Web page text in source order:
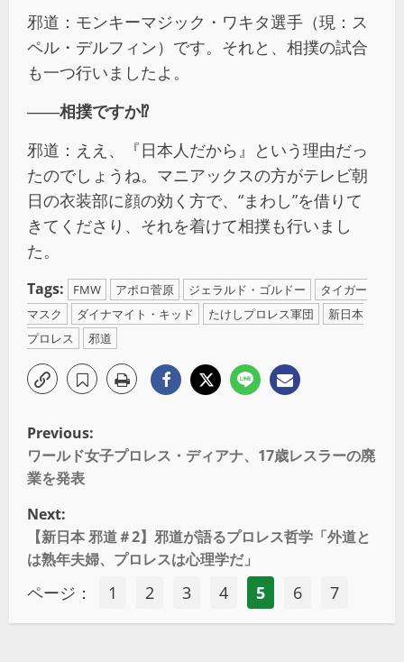
邪道：モンキーマジック・ワキタ選手（現：ス
ペル・デルフィン）です。それと、相撲の試合
も一つ行いましたよ。
――相撲ですか⁉︎
邪道：ええ、『日本人だから』という理由だっ
たのでしょうね。マニアックスの方がテレビ朝
日の衣装部に顔の効く方で、“まわし”を借りて
きてくださり、それを着けて相撲も行いまし
た。
Tags: FMW アポロ菅原 ジェラルド・ゴルドー
タイガー
マスク
ダイナマイト・キッド たけしプロレス軍団
新日本
プロレス
邪道
Previous:
ワールド女子プロレス・ディアナ、17歳レスラーの廃
業を発表
Next:
【新日本 邪道＃2】邪道が語るプロレス哲学「外道と
は熟年夫婦、プロレスは心理学だ」
ページ： 1 2 3 4 5 6 7